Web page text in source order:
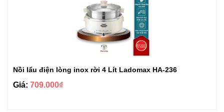
Nồi lẩu điện lòng inox rời 4 Lít Ladomax HA-236
Giá: 709.000₫